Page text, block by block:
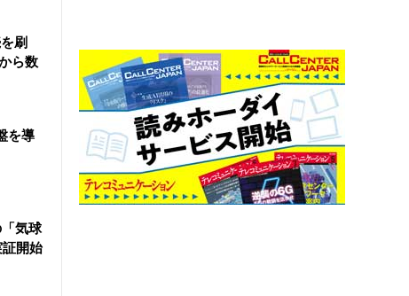
刷
ら数
を導
気球
開始